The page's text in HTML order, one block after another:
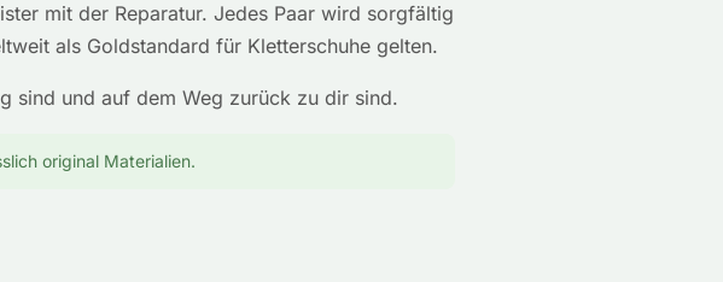
mit der Reparatur. Jedes Paar wird sorgfältig
als Goldstandard für Kletterschuhe gelten.
sind und auf dem Weg zurück zu dir sind.
original Materialien.